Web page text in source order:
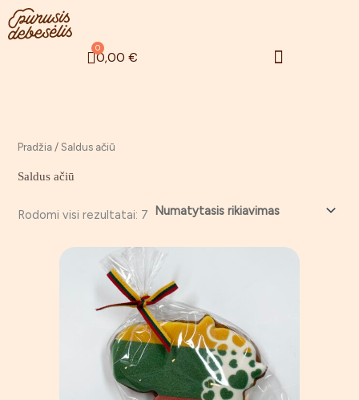
Pereiti
prie
0,00 €
0
Cart Menu
Pradžia / Saldus ačiū
Saldus ačiū
Rodomi visi rezultatai: 7